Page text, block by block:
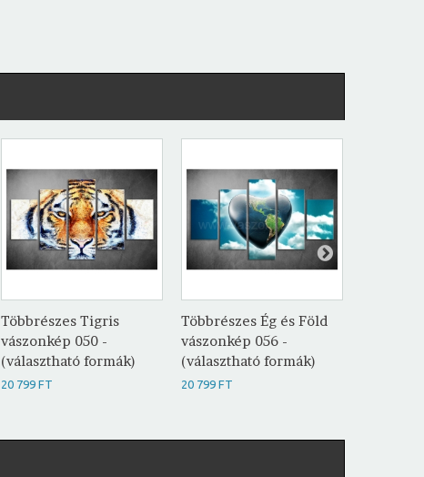
Többrészes Tigris
vászonkép 050 -
(választható formák)
20 799 FT
Többrészes Ég és Föld
vászonkép 056 -
(választható formák)
20 799 FT